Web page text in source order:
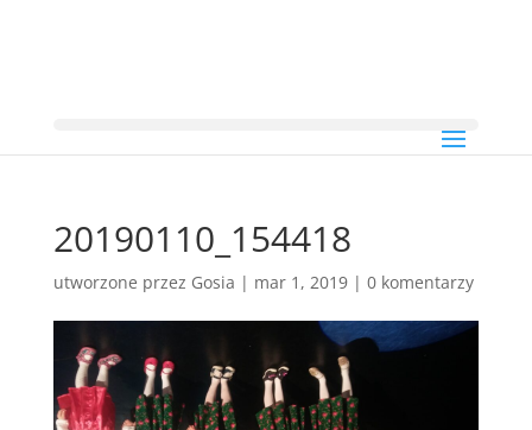
20190110_154418
utworzone przez Gosia | mar 1, 2019| 0 komentarzy